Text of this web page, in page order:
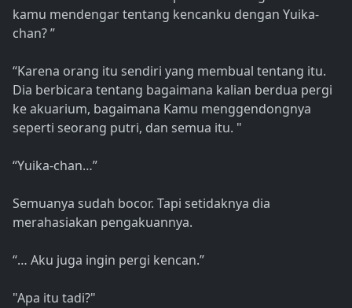
kamu mendengar tentang kencanku dengan Yuika-
chan? ”
“Karena orang itu sendiri yang membual tentang itu.
Dia berbicara tentang bagaimana kalian berdua pergi
ke akuarium, bagaimana Kamu menggendongnya
seperti seorang putri, dan semua itu. "
“Yuika-chan…”
Semuanya sudah bocor. Tapi setidaknya dia
merahasiakan pengakuannya.
“… Aku juga ingin pergi kencan.”
"Apa itu tadi?"